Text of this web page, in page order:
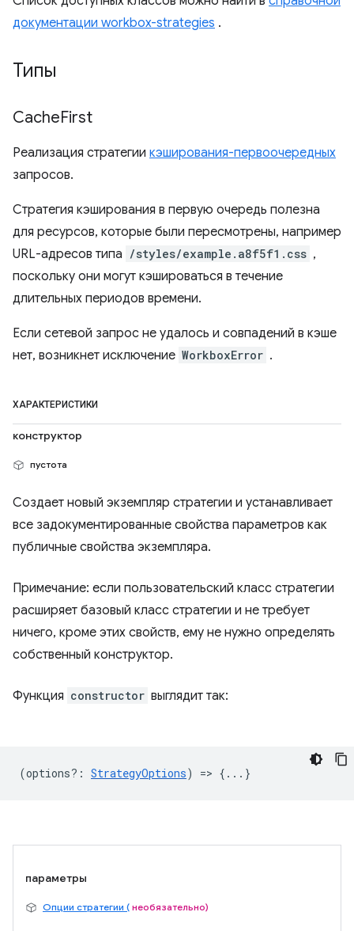
документации workbox-strategies .
Типы
CacheFirst
Реализация стратегии кэширования-первоочередных
запросов.
Стратегия кэширования в первую очередь полезна
для ресурсов, которые были пересмотрены, например
URL-адресов типа /styles/example.a8f5f1.css ,
поскольку они могут кэшироваться в течение
длительных периодов времени.
Если сетевой запрос не удалось и совпадений в кэше
нет, возникнет исключение WorkboxError .
ХАРАКТЕРИСТИКИ
конструктор
пустота
Создает новый экземпляр стратегии и устанавливает
все задокументированные свойства параметров как
публичные свойства экземпляра.
Примечание: если пользовательский класс стратегии
расширяет базовый класс стратегии и не требует
ничего, кроме этих свойств, ему не нужно определять
собственный конструктор.
Функция constructor выглядит так:
(options? : StrategyOptions) => {...}
параметры
Опции стратегии ( необязательно)